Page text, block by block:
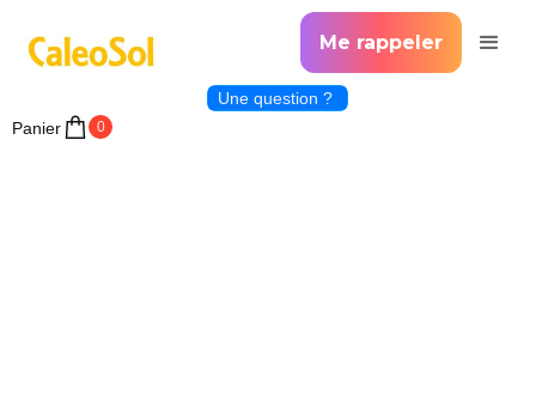
Me rappeler
Panier 0
Une question ?